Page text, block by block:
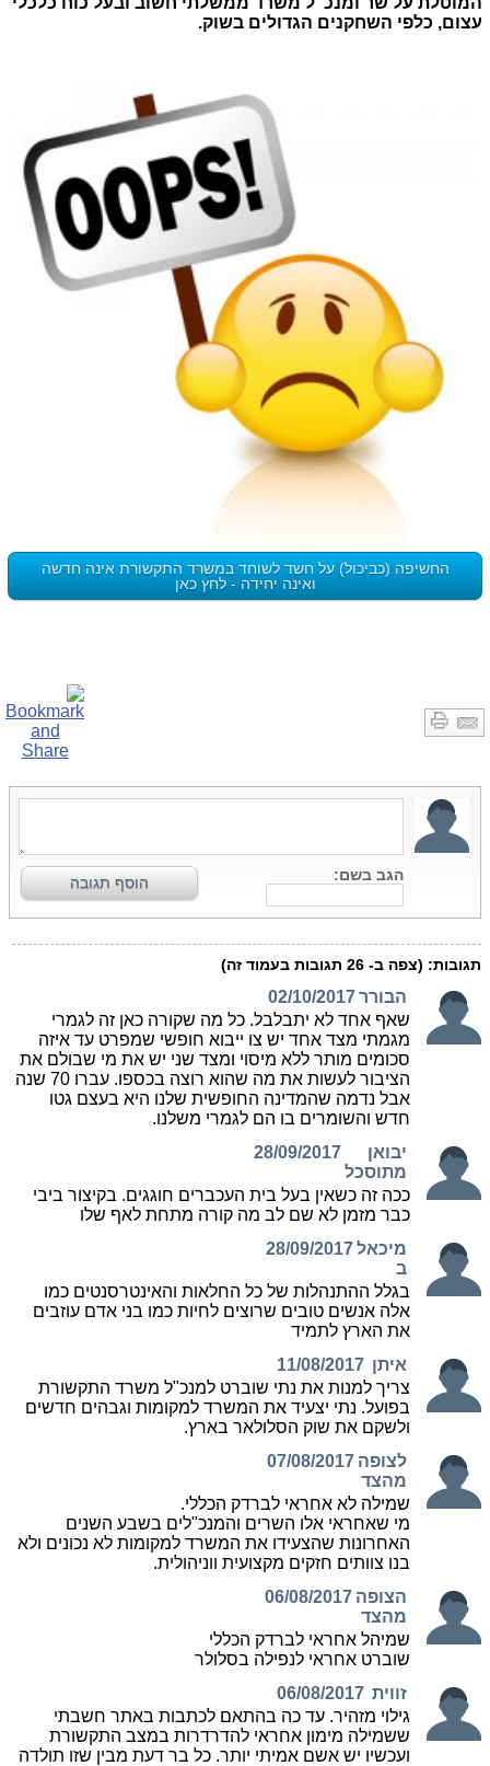
עצום, כלפי השחקנים הגדולים בשוק.
החשיפה (כביכול) על חשד לשוחד במשרד התקשורת אינה חדשה
ואינה יחידה - לחץ כאן